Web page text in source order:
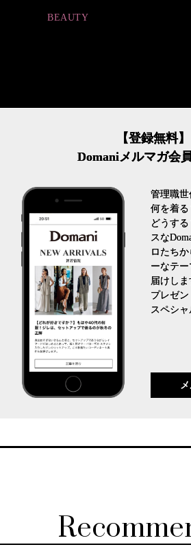
FASHION
【登録無料】
Domaniメルマガ会
管理職
何を着る
どうす
スな
ロたち
ーなテ
届けしま
プレゼ
スペシャ